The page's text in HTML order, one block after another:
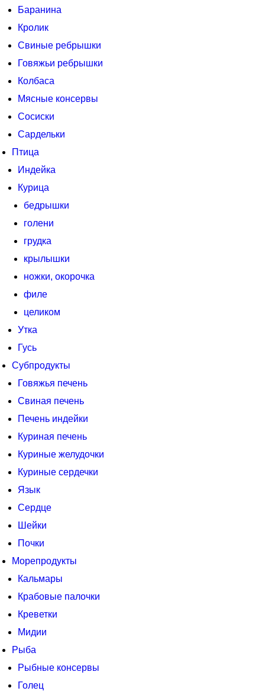
Баранина
Кролик
Свиные ребрышки
Говяжьи ребрышки
Колбаса
Мясные консервы
Сосиски
Сардельки
Птица
Индейка
Курица
бедрышки
голени
грудка
крылышки
ножки, окорочка
филе
целиком
Утка
Гусь
Субпродукты
Говяжья печень
Свиная печень
Печень индейки
Куриная печень
Куриные желудочки
Куриные сердечки
Язык
Сердце
Шейки
Почки
Морепродукты
Кальмары
Крабовые палочки
Креветки
Мидии
Рыба
Рыбные консервы
Голец